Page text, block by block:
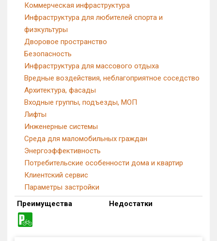
Коммерческая инфраструктура
Инфраструктура для любителей спорта и
физкультуры
Дворовое пространство
Безопасность
Инфраструктура для массового отдыха
Вредные воздействия, неблагоприятное соседство
Архитектура, фасады
Входные группы, подъезды, МОП
Лифты
Инженерные системы
Среда для маломобильных граждан
Энергоэффективность
Потребительские особенности дома и квартир
Клиентский сервис
Параметры застройки
Преимущества
Недостатки